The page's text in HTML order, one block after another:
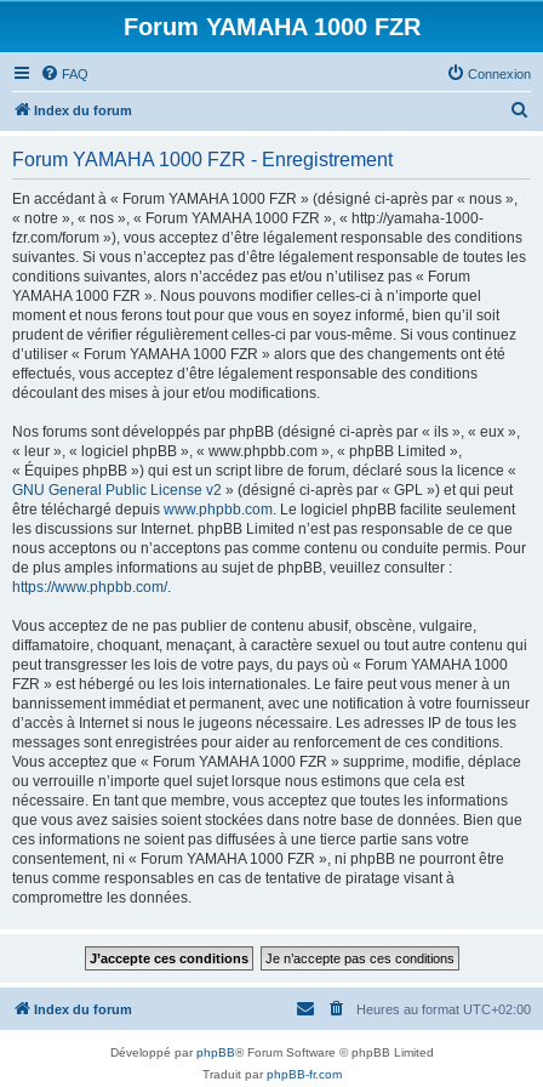
Forum YAMAHA 1000 FZR
FAQ Connexion
Index du forum
Forum YAMAHA 1000 FZR - Enregistrement
En accédant à « Forum YAMAHA 1000 FZR » (désigné ci-après par « nous »,
« notre », « nos », « Forum YAMAHA 1000 FZR », « http://yamaha-1000-
fzr.com/forum »), vous acceptez d’être légalement responsable des conditions
suivantes. Si vous n’acceptez pas d’être légalement responsable de toutes les
conditions suivantes, alors n’accédez pas et/ou n’utilisez pas « Forum
YAMAHA 1000 FZR ». Nous pouvons modifier celles-ci à n’importe quel
moment et nous ferons tout pour que vous en soyez informé, bien qu’il soit
prudent de vérifier régulièrement celles-ci par vous-même. Si vous continuez
d’utiliser « Forum YAMAHA 1000 FZR » alors que des changements ont été
effectués, vous acceptez d’être légalement responsable des conditions
découlant des mises à jour et/ou modifications.
Nos forums sont développés par phpBB (désigné ci-après par « ils », « eux »,
« leur », « logiciel phpBB », « www.phpbb.com », « phpBB Limited »,
« Équipes phpBB ») qui est un script libre de forum, déclaré sous la licence «
GNU General Public License v2 » (désigné ci-après par « GPL ») et qui peut
être téléchargé depuis www.phpbb.com. Le logiciel phpBB facilite seulement
les discussions sur Internet. phpBB Limited n’est pas responsable de ce que
nous acceptons ou n’acceptons pas comme contenu ou conduite permis. Pour
de plus amples informations au sujet de phpBB, veuillez consulter :
https://www.phpbb.com/.
Vous acceptez de ne pas publier de contenu abusif, obscène, vulgaire,
diffamatoire, choquant, menaçant, à caractère sexuel ou tout autre contenu qui
peut transgresser les lois de votre pays, du pays où « Forum YAMAHA 1000
FZR » est hébergé ou les lois internationales. Le faire peut vous mener à un
bannissement immédiat et permanent, avec une notification à votre fournisseur
d’accès à Internet si nous le jugeons nécessaire. Les adresses IP de tous les
messages sont enregistrées pour aider au renforcement de ces conditions.
Vous acceptez que « Forum YAMAHA 1000 FZR » supprime, modifie, déplace
ou verrouille n’importe quel sujet lorsque nous estimons que cela est
nécessaire. En tant que membre, vous acceptez que toutes les informations
que vous avez saisies soient stockées dans notre base de données. Bien que
ces informations ne soient pas diffusées à une tierce partie sans votre
consentement, ni « Forum YAMAHA 1000 FZR », ni phpBB ne pourront être
tenus comme responsables en cas de tentative de piratage visant à
compromettre les données.
Index du forum Heures au format UTC+02:00
Développé parphpBB® Forum Software © phpBB Limited
Traduit parphpBB-fr.com